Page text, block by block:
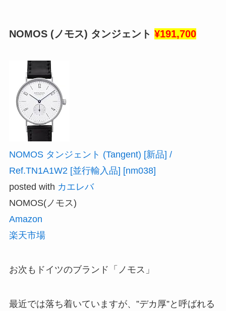
NOMOS (ノモス) タンジェント ¥191,700
NOMOS タンジェント (Tangent) [新品] /
Ref.TN1A1W2 [並行輸入品] [nm038]
posted with カエレバ
NOMOS(ノモス)
Amazon
楽天市場
お次もドイツのブランド「ノモス」
最近では落ち着いていますが、”デカ厚”と呼ばれる